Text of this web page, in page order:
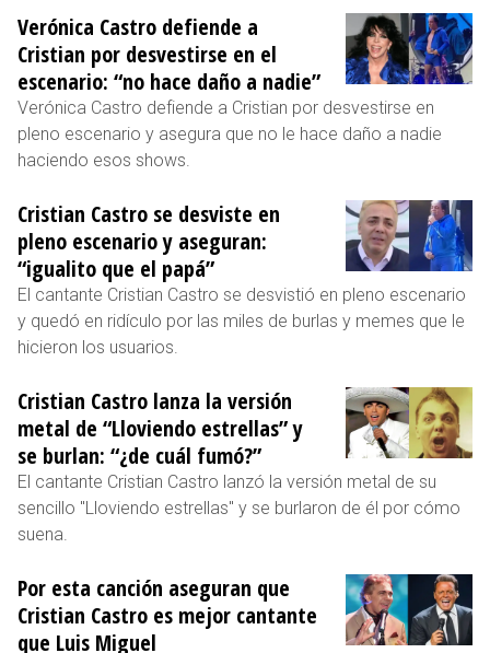
Verónica Castro defiende a
Cristian por desvestirse en el
escenario: “no hace daño a nadie”
Verónica Castro defiende a Cristian por desvestirse en
pleno escenario y asegura que no le hace daño a nadie
haciendo esos shows.
Cristian Castro se desviste en
pleno escenario y aseguran:
“igualito que el papá”
El cantante Cristian Castro se desvistió en pleno escenario
y quedó en ridículo por las miles de burlas y memes que le
hicieron los usuarios.
Cristian Castro lanza la versión
metal de “Lloviendo estrellas” y
se burlan: “¿de cuál fumó?”
El cantante Cristian Castro lanzó la versión metal de su
sencillo "Lloviendo estrellas" y se burlaron de él por cómo
suena.
Por esta canción aseguran que
Cristian Castro es mejor cantante
que Luis Miguel